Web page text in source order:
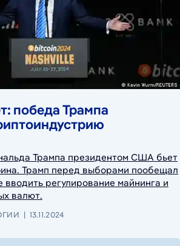
победа Трампа
Трампа президентом США бьет
Трамп перед выборами пообещал
вводить регулирование майнинга и
валют.
13.11.2024